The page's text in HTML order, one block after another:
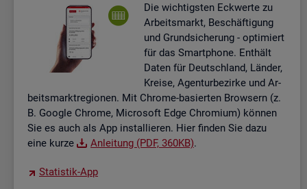
Die wich­tigs­ten Eck­wer­te zu
Ar­beits­markt, Be­schäf­ti­gung
und Grund­si­che­rung - op­ti­miert
für das Smart­pho­ne. Ent­hält
Daten für Deutsch­land, Län­der,
Krei­se, Agen­tur­be­zir­ke und Ar­
beits­markt­re­gio­nen. Mit Chro­me-ba­sier­ten Brow­sern (z.
B. Goog­le Chro­me, Mi­cro­soft Edge Chro­mi­um) kön­nen
Sie es auch als App in­stal­lie­ren. Hier fin­den Sie dazu
eine kurze
An­lei­tung (PDF, 360KB).
Sta­tis­tik-App